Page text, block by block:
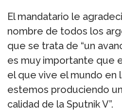
El mandatario le
nombre de todos los
que se trata de “un
es muy importante que
el que vive el mundo en
estemos produciendo
calidad de la Sputnik V”.